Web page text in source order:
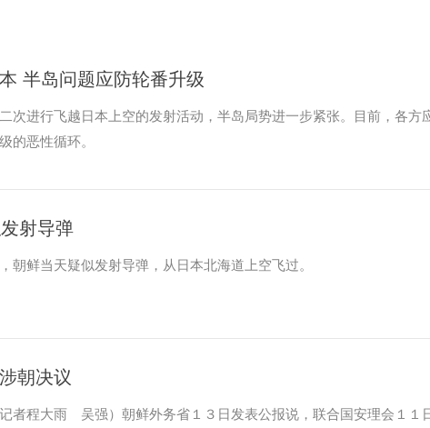
半岛问题应防轮番升级
次进行飞越日本上空的发射活动，半岛局势进一步紧张。目前，各方
的恶性循环。
射导弹
朝鲜当天疑似发射导弹，从日本北海道上空飞过。
朝决议
者程大雨 吴强）朝鲜外务省１３日发表公报说，联合国安理会１１